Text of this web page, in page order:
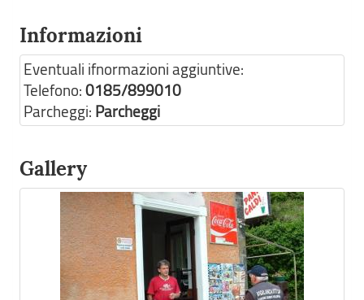
Informazioni
Eventuali ifnormazioni aggiuntive:
Telefono:0185/899010
Parcheggi: Parcheggi
Gallery